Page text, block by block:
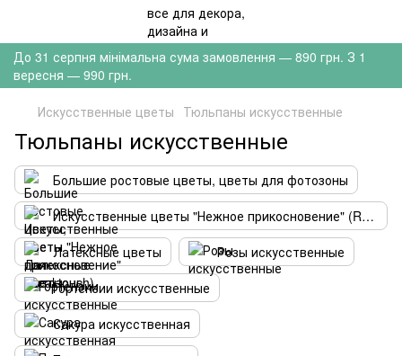
До 31 серпня мінімальна сума замовлення — 890 грн. З 1
вересня — 990 грн.
Искусственные цветы Тюльпаны искусственные
Тюльпаны искусственные
Большие ростовые цветы, цветы для фотозоны
Искусственные цветы "Нежное прикосновение" (Real touch)
Латексные цветы
Розы искусственные
Гортензии искусственные
Сакура искусственная